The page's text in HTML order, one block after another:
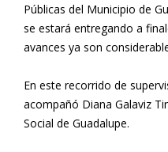
Públicas del Municipio de
se estará entregando a
avances ya son
En este recorrido de
acompañó Diana Galaviz
Social de Guadalupe.